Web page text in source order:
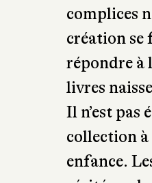
complices
création se
répondre à
livres
Il n’est pas
collection à
enfance.